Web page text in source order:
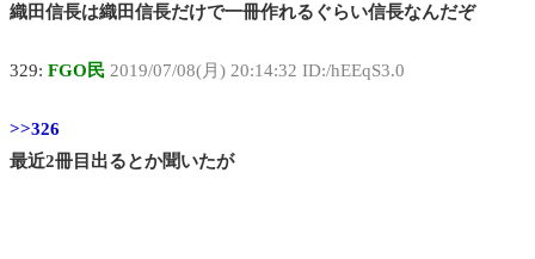
織田信長は織田信長だけで一冊作れるぐらい信長なんだぞ
329: FGO民 2019/07/08(月) 20:14:32 ID:/hEEqS3.0
>>326
最近2冊目出るとか聞いたが